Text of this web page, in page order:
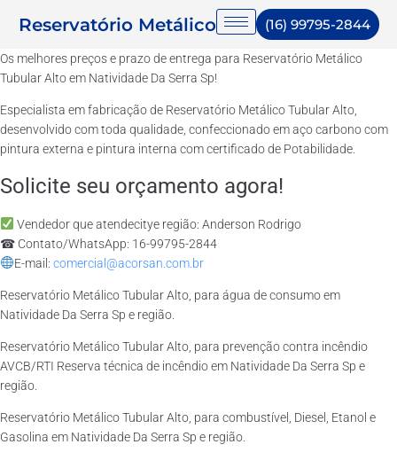
Reservatório Metálico (16) 99795-2844
Os melhores preços e prazo de entrega para Reservatório Metálico
Tubular Alto em Natividade Da Serra Sp!
Especialista em fabricação de Reservatório Metálico Tubular Alto,
desenvolvido com toda qualidade, confeccionado em aço carbono com
pintura externa e pintura interna com certificado de Potabilidade.
Solicite seu orçamento agora!
Vendedor que atendecitye região: Anderson Rodrigo
☎ Contato/WhatsApp: 16-99795-2844
E-mail: comercial@acorsan.com.br
Reservatório Metálico Tubular Alto, para água de consumo em
Natividade Da Serra Sp e região.
Reservatório Metálico Tubular Alto, para prevenção contra incêndio
AVCB/RTI Reserva técnica de incêndio em Natividade Da Serra Sp e
região.
Reservatório Metálico Tubular Alto, para combustível, Diesel, Etanol e
Gasolina em Natividade Da Serra Sp e região.